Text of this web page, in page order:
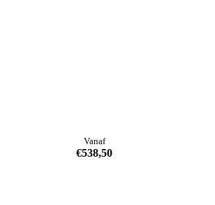
Vanaf
€538,50